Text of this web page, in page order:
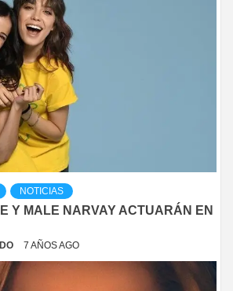
NOTICIAS
Y MALE NARVAY ACTUARÁN EN
7 AÑOS AGO